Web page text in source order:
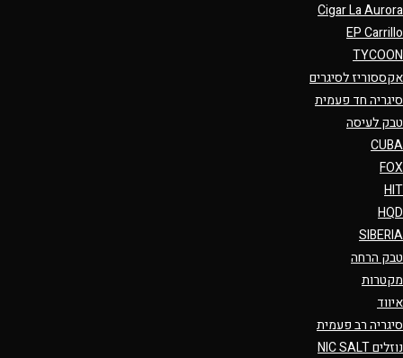
Cigar La Aurora
EP Carrillo
TYCOON
אקססוריז לסיגרים
סיגריה חד פעמית
טבק לעיסה
CUBA
FOX
HIT
HQD
SIBERIA
טבק הרחה
מקטרות
איווד
סיגריה רב פעמית
נוזלים NIC SALT